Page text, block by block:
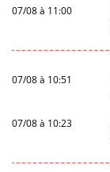
07/08 à 11:00
07/08 à 10:51
07/08 à 10:23